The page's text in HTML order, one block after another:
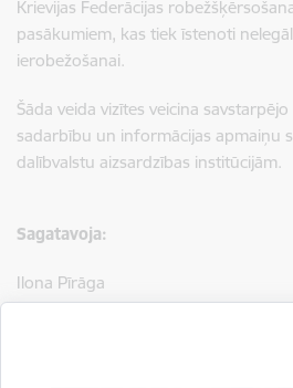
Krievijas Federācijas
pasākumiem, kas tiek īstenoti
ierobežošanai.
Šāda veida vizītes veicina
sadarbību un informācijas apmaiņu
dalībvalstu aizsardzības institūcijām.
Sagatavoja:
Ilona Pīrāga
Valsts robežsardzes Ludzas